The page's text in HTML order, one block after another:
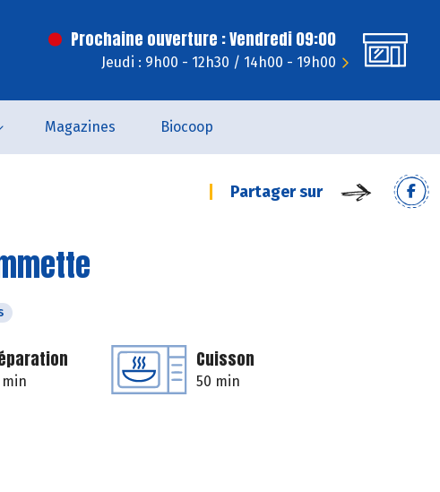
Prochaine ouverture : Vendredi 09:00
Jeudi : 9h00 - 12h30 / 14h00 - 19h00
Magazines Biocoop
Partager sur
min
Cuisson
50 min